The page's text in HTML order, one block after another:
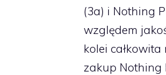
(3a) i Nothing
względem
kolei
zakup Nothing